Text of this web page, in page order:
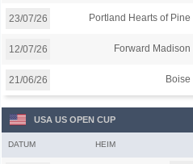
23/07/26 Portland Hearts of Pine
12/07/26 Forward Madison
21/06/26 Boise
USA US OPEN CUP
DATUM HEIM